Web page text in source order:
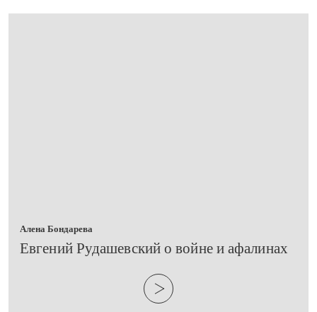
Алена Бондарева
​Евгений Рудашевский о войне и афалинах